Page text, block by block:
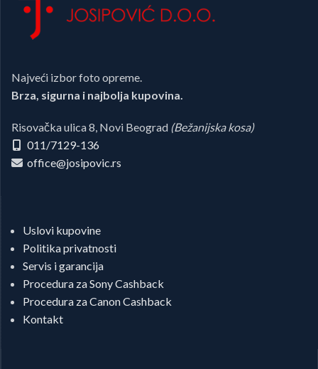
Najveći izbor foto opreme.
Brza, sigurna i najbolja kupovina.
Risovačka ulica 8, Novi Beograd (Bežanijska kosa)
011/7129-136
office@josipovic.rs
Uslovi kupovine
Politika privatnosti
Servis i garancija
Procedura za Sony Cashback
Procedura za Canon Cashback
Kontakt